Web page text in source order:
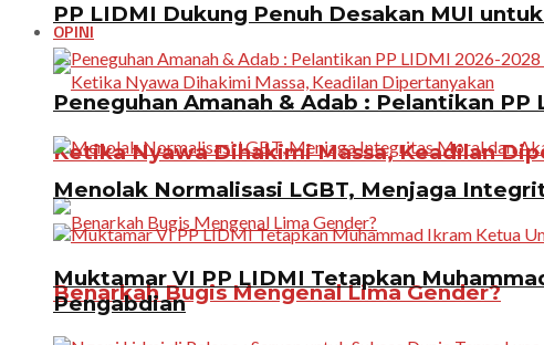
OPINI
Ketika Nyawa Dihakimi Massa, Keadilan
Benarkah Bugis Mengenal Lima Gender?
PP LIDMI Dukung Penuh Desakan MUI
Peneguhan Amanah & Adab : Pelantikan
Menolak Normalisasi LGBT, Menjaga
Muktamar VI PP LIDMI Tetapkan
Pengabdian